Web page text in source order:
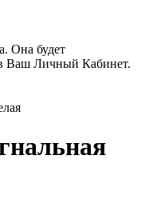
Она будет
Ваш Личный Кабинет.